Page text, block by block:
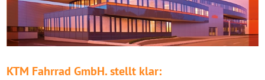
KTM Fahrrad GmbH. stellt klar: